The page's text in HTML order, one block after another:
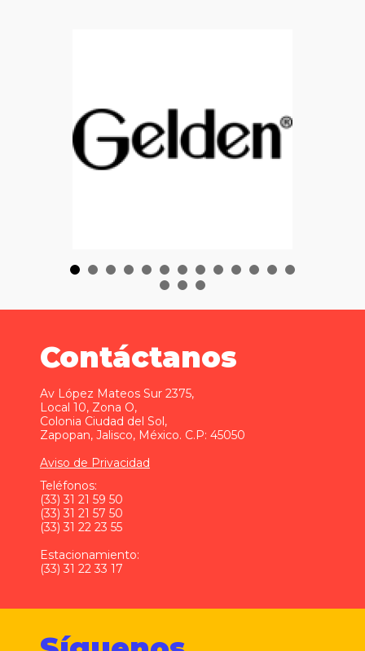
Contáctanos
Av López Mateos Sur 2375,
Local 10, Zona O,
Colonia Ciudad del Sol,
Zapopan, Jalisco, México. C.P: 45050
Aviso de Privacidad
Teléfonos:
(33) 31 21 59 50
(33) 31 21 57 50
(33) 31 22 23 55
Estacionamiento:
(33) 31 22 33 17